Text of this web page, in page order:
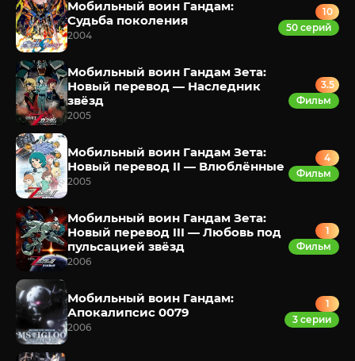
Мобильный воин Гандам:
Судьба поколения
2004
10
50 серий
Мобильный воин Гандам Зета:
Новый перевод — Наследник
звёзд
2005
3.5
Фильм
Мобильный воин Гандам Зета:
Новый перевод II — Влюблённые
2005
4
Фильм
Мобильный воин Гандам Зета:
Новый перевод III — Любовь под
пульсацией звёзд
2006
1
Фильм
Мобильный воин Гандам:
Апокалипсис 0079
2006
1
3 серии